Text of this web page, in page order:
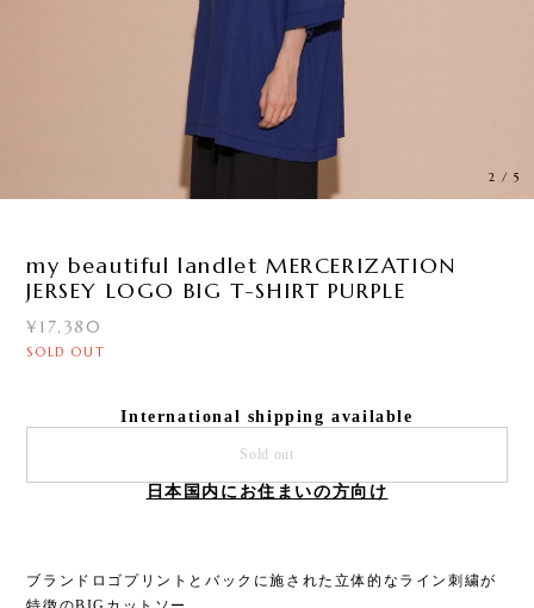
3 /5
my beautiful landlet MERCERIZATION
JERSEY LOGO BIG T-SHIRT PURPLE
¥17,380
SOLD OUT
International shipping available
Sold out
日本国内にお住まいの方向け
ブランドロゴプリントとバックに施された立体的なライン刺繍が